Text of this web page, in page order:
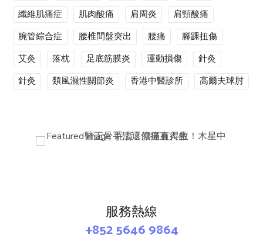
纖維肌痛症
肌肉酸痛 肩周炎
肩頸酸痛
腕管綜合症
腰椎間盤突出 腰痛
腳踝扭傷
艾灸
落枕 足底筋膜炎 運動損傷
針灸
針灸
類風濕性關節炎 香港中醫診所 高爾夫球肘
服務熱線
+852 5646 9864